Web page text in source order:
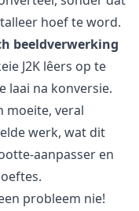
hoef te word.
beeldverwerking
J2K lêers op te
laai na konversie.
moeite, veral
werk, wat dit
aanpasser en
probleem nie!